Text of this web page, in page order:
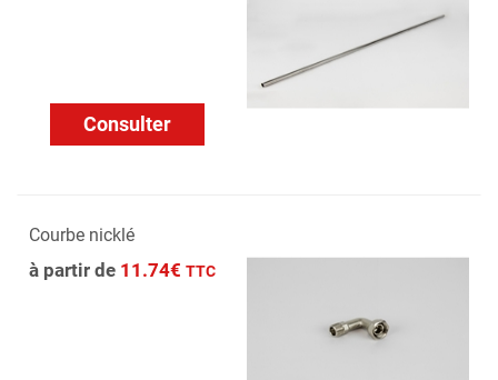
Consulter
Courbe nicklé
à partir de 11.74€ TTC